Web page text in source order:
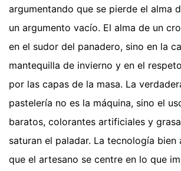
argumentando que se pierde el alma
un argumento vacío. El alma de un
en el sudor del panadero, sino en la
mantequilla de invierno y en el
por las capas de la masa. La
pastelería no es la máquina, sino el
baratos, colorantes artificiales y
saturan el paladar. La tecnología
que el artesano se centre en lo que